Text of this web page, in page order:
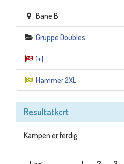
Bane B
Gruppe Doubles
1+1
Hammer 2XL
Resultatkort
Kampen er ferdig